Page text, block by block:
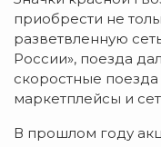
приобрести не
разветвленную
России», поезда
скоростные
маркетплейсы и
В прошлом году